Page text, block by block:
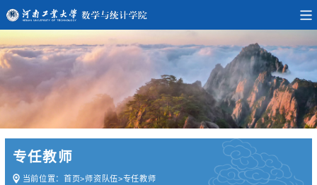
专任教师
当前位置： 首页>师资队伍>专任教师